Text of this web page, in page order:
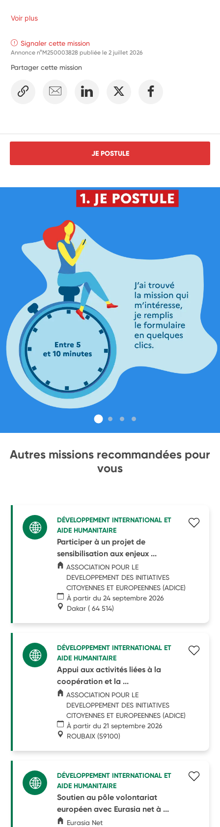
Voir plus
Signaler cette mission
Annonce n°M250003828 publiée le2 juillet 2026
Partager cette mission
JE POSTULE
Autres missions recommandées pour
vous
DÉVELOPPEMENT INTERNATIONAL ET
AIDE HUMANITAIRE
Participer à un projet de
sensibilisation aux enjeux ...
ASSOCIATION POUR LE
DEVELOPPEMENT DES INITIATIVES
CITOYENNES ET EUROPEENNES (ADICE)
À partir du 24 septembre 2026
Dakar ( 64 514)
DÉVELOPPEMENT INTERNATIONAL ET
AIDE HUMANITAIRE
Appui aux activités liées à la
coopération et la ...
ASSOCIATION POUR LE
DEVELOPPEMENT DES INITIATIVES
CITOYENNES ET EUROPEENNES (ADICE)
À partir du 21 septembre 2026
ROUBAIX (59100)
DÉVELOPPEMENT INTERNATIONAL ET
AIDE HUMANITAIRE
Soutien au pôle volontariat
européen avec Eurasia net à ...
Eurasia Net